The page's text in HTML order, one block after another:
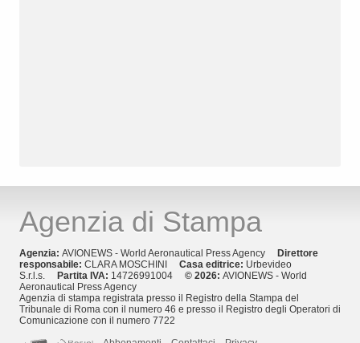
Agenzia di Stampa
Agenzia: AVIONEWS - World Aeronautical Press Agency
Direttore
responsabile: CLARA MOSCHINI Casa editrice: Urbevideo
S.r.l.s.
Partita IVA: 14726991004 © 2026: AVIONEWS - World
Aeronautical Press Agency
Agenzia di stampa registrata presso il Registro della Stampa del
Tribunale di Roma con il numero 46 e presso il Registro degli Operatori di
Comunicazione con il numero 7722